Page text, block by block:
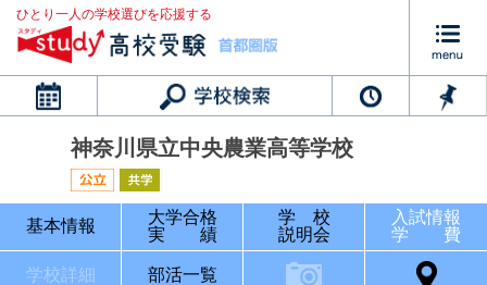
ひとり一人の学校選びを応援する
カレンダー
神奈川県立中央農業高等学校
基本情報
大学合格
実 績
学 校
説明会
入試情報
学 費
学校詳細 部活一覧